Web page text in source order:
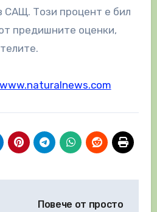
САЩ. Този процент е бил
предишните оценки,
Повече от просто